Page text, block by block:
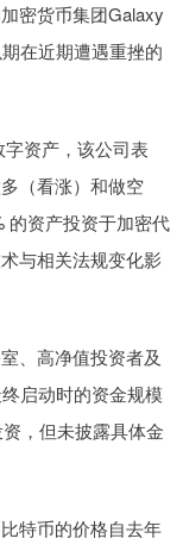
密货币集团Galaxy
在近期遭遇重挫的
资产，该公司表
（看涨）和做空
的资产投资于加密代
与相关法规变化影
、高净值投资者及
启动时的资金规模
，但未披露具体金
特币的价格自去年